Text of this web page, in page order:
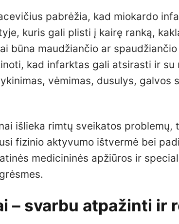
pabrėžia, kad miokardo
kuris gali plisti į kairę ranką,
būna maudžiančio ar
kad infarktas gali atsirasti ir su
vėmimas, dusulys, galvos
išlieka rimtų sveikatos problemų,
fizinio aktyvumo ištvermė bei
medicininės apžiūros ir
– svarbu atpažinti ir